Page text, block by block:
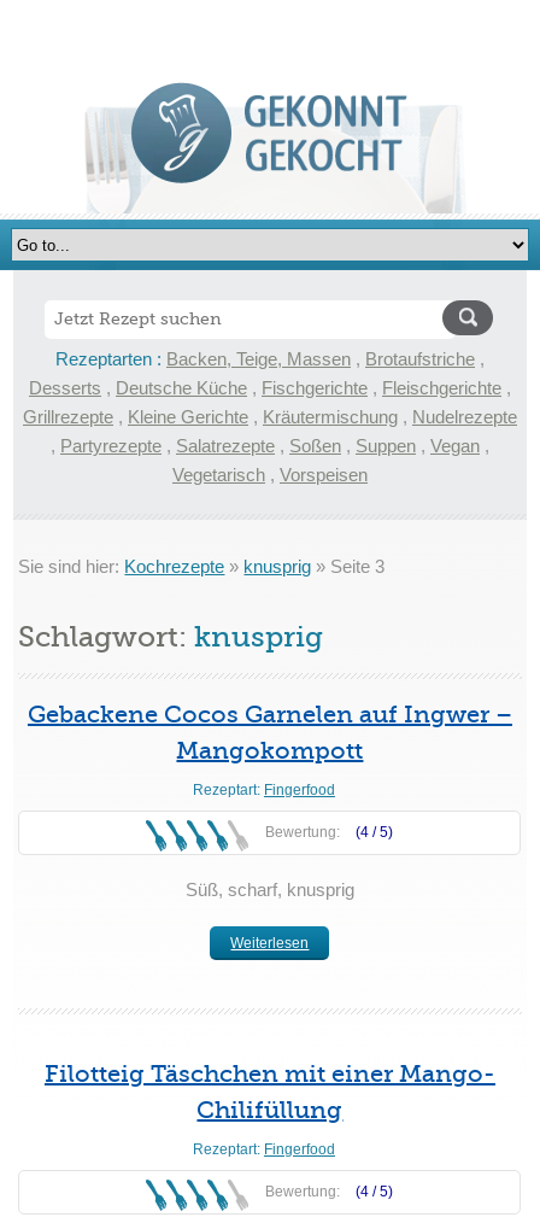
Rezeptarten : Backen, Teige, Massen , Brotaufstriche ,
Desserts , Deutsche Küche , Fischgerichte , Fleischgerichte ,
Grillrezepte , Kleine Gerichte , Kräutermischung , Nudelrezepte
, Partyrezepte , Salatrezepte , Soßen , Suppen , Vegan ,
Vegetarisch , Vorspeisen
Sie sind hier: Kochrezepte » knusprig » Seite 3
Schlagwort:knusprig
Gebackene Cocos Garnelen auf Ingwer –
Mangokompott
Rezeptart: Fingerfood
Bewertung: (4 /5)
Süß, scharf, knusprig
Weiterlesen
Filotteig Täschchen mit einer Mango-
Chilifüllung
Rezeptart: Fingerfood
Bewertung: (4 /5)